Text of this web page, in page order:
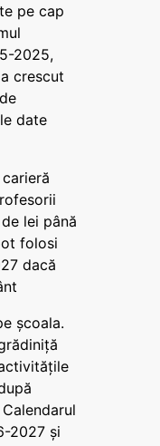
pe cap
2025,
crescut
date
lei până
folosi
dacă
școala.
2027 și